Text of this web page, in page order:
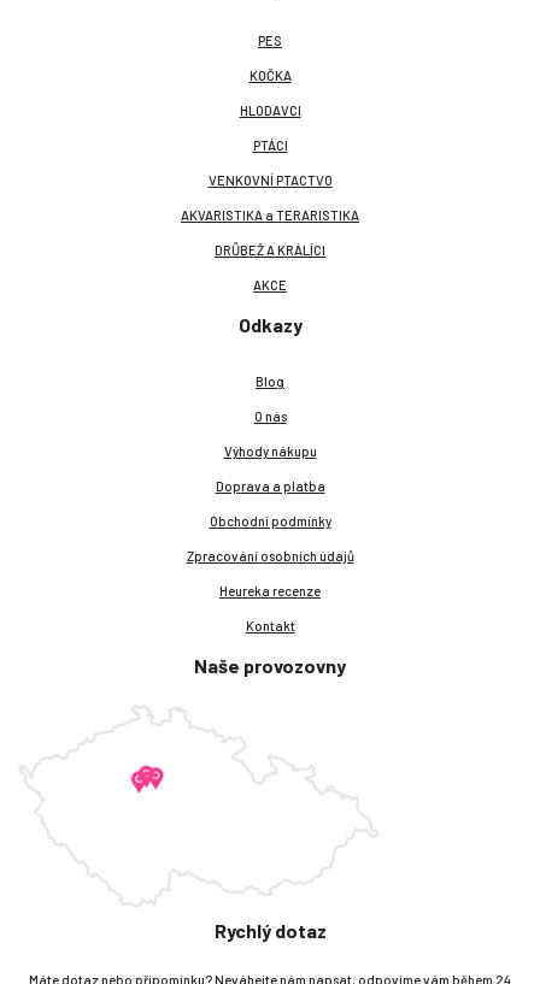
PES
KOČKA
HLODAVCI
PTÁCI
VENKOVNÍ PTACTVO
AKVARISTIKA a TERARISTIKA
DRŮBEŽ A KRÁLÍCI
AKCE
Odkazy
Blog
O nás
Výhody nákupu
Doprava a platba
Obchodní podmínky
Zpracování osobních údajů
Heureka recenze
Kontakt
Naše provozovny
Rychlý dotaz
Máte dotaz nebo připomínku? Neváhejte nám napsat, odpovíme vám během 24